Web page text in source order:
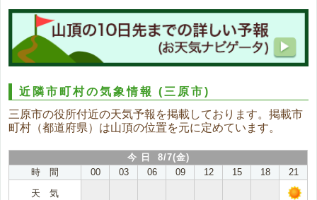
近隣市町村の気象情報(三原市)
三原市の役所付近の天気予報を掲載しております。掲載市
町村（都道府県）は山頂の位置を元に定めています。
今 日 8/7(金)
時 間
00 03 06 09 12 15 18
21
天 気